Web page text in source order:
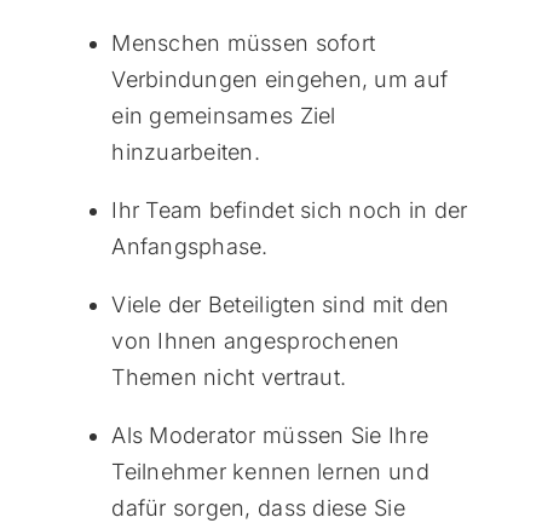
Menschen müssen sofort
Verbindungen eingehen, um auf
ein gemeinsames Ziel
hinzuarbeiten.
Ihr Team befindet sich noch in der
Anfangsphase.
Viele der Beteiligten sind mit den
von Ihnen angesprochenen
Themen nicht vertraut.
Als Moderator müssen Sie Ihre
Teilnehmer kennen lernen und
dafür sorgen, dass diese Sie